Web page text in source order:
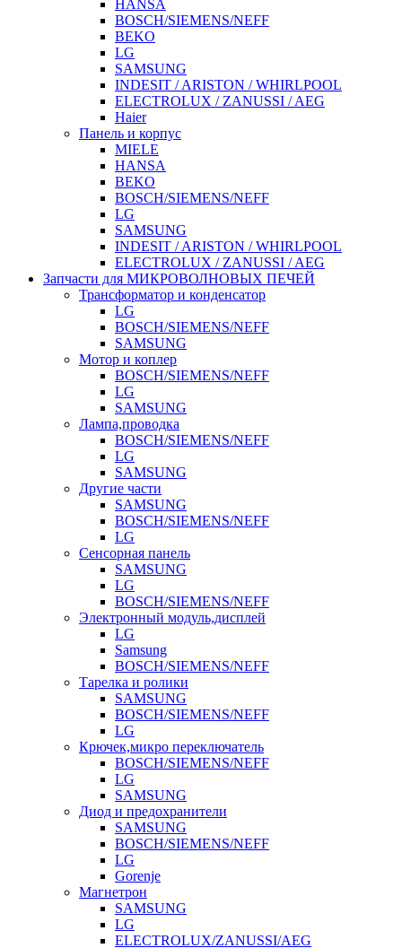
HANSA
BOSCH/SIEMENS/NEFF
BEKO
LG
SAMSUNG
INDESIT / ARISTON / WHIRLPOOL
ELECTROLUX / ZANUSSI / AEG
Haier
Панель и корпус
MIELE
HANSA
BEKO
BOSCH/SIEMENS/NEFF
LG
SAMSUNG
INDESIT / ARISTON / WHIRLPOOL
ELECTROLUX / ZANUSSI / AEG
Запчасти для МИКРОВОЛНОВЫХ ПЕЧЕЙ
Трансформатор и конденсатор
LG
BOSCH/SIEMENS/NEFF
SAMSUNG
Мотор и коплер
BOSCH/SIEMENS/NEFF
LG
SAMSUNG
Лампа,проводка
BOSCH/SIEMENS/NEFF
LG
SAMSUNG
Другие части
SAMSUNG
BOSCH/SIEMENS/NEFF
LG
Сенсорная панель
SAMSUNG
LG
BOSCH/SIEMENS/NEFF
Электронный модуль,дисплей
LG
Samsung
BOSCH/SIEMENS/NEFF
Тарелка и ролики
SAMSUNG
BOSCH/SIEMENS/NEFF
LG
Крючек,микро переключатель
BOSCH/SIEMENS/NEFF
LG
SAMSUNG
Диод и предохранители
SAMSUNG
BOSCH/SIEMENS/NEFF
LG
Gorenje
Магнетрон
SAMSUNG
LG
ELECTROLUX/ZANUSSI/AEG